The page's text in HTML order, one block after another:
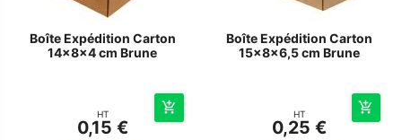
Boîte Expédition Carton
14x8x4 cm Brune
HT
0,15 €
Boîte Expédition Carton
15x8x6,5 cm Brune
HT
0,25 €